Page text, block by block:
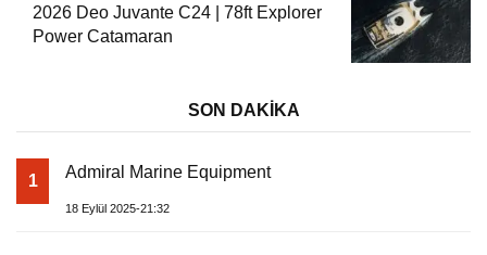
2026 Deo Juvante C24 | 78ft Explorer
Power Catamaran
SON DAKİKA
1 Admiral Marine Equipment
18 Eylül 2025-21:32